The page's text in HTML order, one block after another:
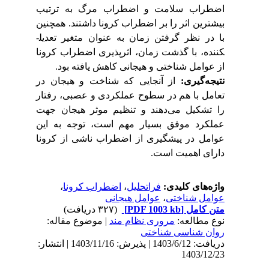
اضطراب سلامت و اضطراب مرگ به ترتیب
بیشترین اثر را بر اضطراب کرونا داشتند. همچنین
با در نظر گرفتن زمان به عنوان متغیر تعدیل­
کننده، با گذشت زمان، اثرپذیری اضطراب کرونا
از عوامل شناختی و هیجانی کاهش یافته بود.
نتیجهگیری: از آنجایی که شناخت و هیجان در
تعامل با هم در سطوح عملکردی و عصبی، رفتار
را تشکیل میدهند و تنظیم موثر هیجان جهت
عملکرد موفق بسیار مهم است، توجه به این
عوامل در پیشگیری از اضطراب ناشی از کرونا
دارای اهمیت است.
واژه‌های کلیدی:فراتحلیل،اضطراب کرونا،
عوامل شناختی،عوامل هیجانی
متن کامل[PDF 1003 kb]
نوع مطالعه:مروری نظام مند| موضوع مقاله:
روان شناسی شناختی
دریافت: 1403/6/12 | پذیرش: 1403/11/16 | انتشار:
1403/12/23